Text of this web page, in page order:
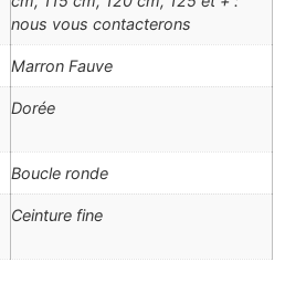
nous vous contacterons
Marron Fauve
Dorée
Boucle ronde
Ceinture fine